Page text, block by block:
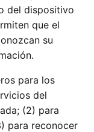
del dispositivo
que el
su
para los
del
(2) para
para reconocer